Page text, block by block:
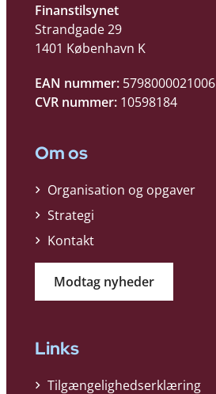
Finanstilsynet
Strandgade 29
1401 København K
EAN nummer: 5798000021006
CVR nummer: 10598184
Om os
Organisation og opgaver
Strategi
Kontakt
Modtag nyheder
Links
Tilgængelighedserklæring